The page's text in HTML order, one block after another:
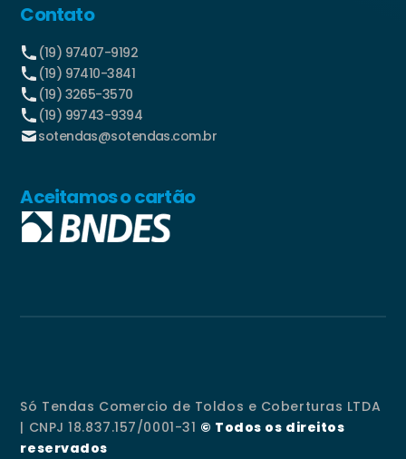
Contato
(19) 97407-9192
(19) 97410-3841
(19) 3265-3570
(19) 99743-9394
sotendas@sotendas.com.br
Aceitamos o cartão
Só Tendas Comercio de Toldos e Coberturas LTDA
| CNPJ 18.837.157/0001-31 © Todos os direitos
reservados